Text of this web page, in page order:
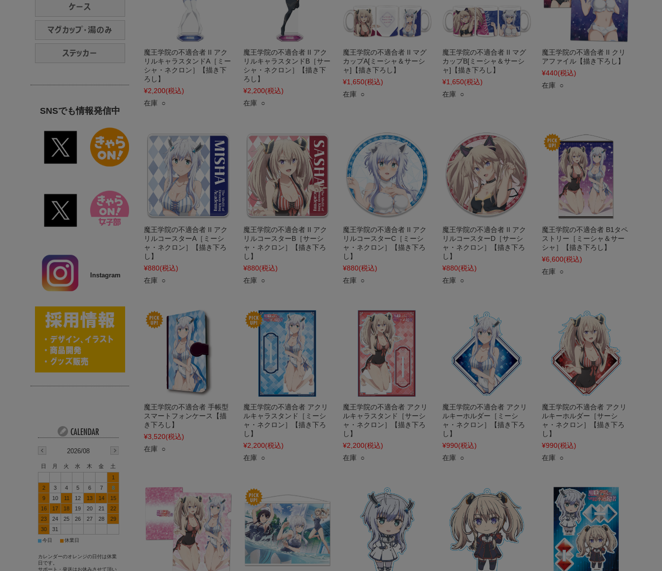
魔王学院の不適合者 II アク
リルキャラスタンドA［ミー
シャ・ネクロン］【描き下
ろし】
¥2,200(税込)
在庫 ○
魔王学院の不適合者 II アク
リルキャラスタンドB［サー
シャ・ネクロン］【描き下
ろし】
¥2,200(税込)
在庫 ○
魔王学院の不適合者 II マグ
カップA[ミーシャ＆サーシ
ャ]【描き下ろし】
¥1,650(税込)
在庫 ○
魔王学院の不適合者 II マグ
カップB[ミーシャ＆サーシ
ャ]【描き下ろし】
¥1,650(税込)
在庫 ○
魔王学院の不適合者 II クリ
アファイル【描き下ろし】
¥440(税込)
在庫 ○
魔王学院の不適合者 II アク
リルコースターA［ミーシ
ャ・ネクロン］【描き下ろ
し】
¥880(税込)
在庫 ○
魔王学院の不適合者 II アク
リルコースターB［サーシ
ャ・ネクロン］【描き下ろ
し】
¥880(税込)
在庫 ○
魔王学院の不適合者 II アク
リルコースターC［ミーシ
ャ・ネクロン］【描き下ろ
し】
¥880(税込)
在庫 ○
魔王学院の不適合者 II アク
リルコースターD［サーシ
ャ・ネクロン］【描き下ろ
し】
¥880(税込)
在庫 ○
魔王学院の不適合者 B1タペ
ストリー［ミーシャ＆サー
シャ］【描き下ろし】
¥6,600(税込)
在庫 ○
魔王学院の不適合者 手帳型
スマートフォンケース【描
き下ろし】
¥3,520(税込)
在庫 ○
魔王学院の不適合者 アクリ
ルキャラスタンド［ミーシ
ャ・ネクロン］【描き下ろ
し】
¥2,200(税込)
在庫 ○
魔王学院の不適合者 アクリ
ルキャラスタンド［サーシ
ャ・ネクロン］【描き下ろ
し】
¥2,200(税込)
在庫 ○
魔王学院の不適合者 アクリ
ルキーホルダー［ミーシ
ャ・ネクロン］【描き下ろ
し】
¥990(税込)
在庫 ○
魔王学院の不適合者 アクリ
ルキーホルダー［サーシ
ャ・ネクロン］【描き下ろ
し】
¥990(税込)
在庫 ○
SNSでも情報発信中
Instagram
2026/08
日 月 火 水 木 金
土
1
2
3 4 5 6 7
8
9
10 11 12 13 14
15
16
17 18 19 20 21
22
23
24 25 26 27 28
29
30
31
■今日 ■休業日
カレンダーのオレンジの日付は休業
日です。
サポート・発送はお休みさせて頂い